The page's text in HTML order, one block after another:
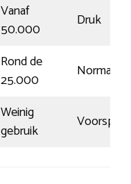
Vanaf
50.000
Druk
Rond de
25.000
Normaal
Weinig
gebruik